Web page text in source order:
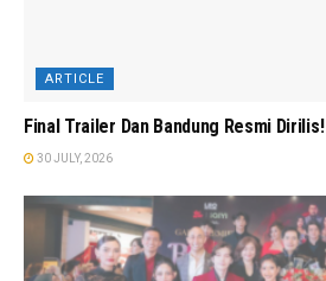
ARTICLE
Final Trailer Dan Bandung Resmi Dirilis!
30 JULY, 2026